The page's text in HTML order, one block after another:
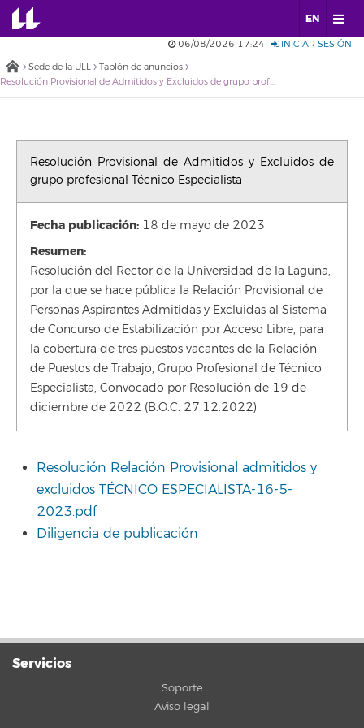
EN
06/08/2026 17:24 INICIAR SESIÓN
Sede de la ULL
Tablón de anuncios
Resolución Provisional de Admitidos y Excluidos de grupo profesional Técnico Especialista
Resolución Provisional de Admitidos y Excluidos de
grupo profesional Técnico Especialista
Fecha publicación: 18 de mayo de 2023
Resumen:
Resolución del Rector de la Universidad de la Laguna,
por la que se hace pública la Relación Provisional de
Personas Aspirantes Admitidas y Excluidas al Sistema
de Concurso de Estabilización por Acceso Libre, para
la cobertura de tres puestos vacantes de la Relación
de Puestos de Trabajo, Grupo Profesional de Técnico
Especialista, Convocado por Resolución de 19 de
diciembre de 2022 (B.O.C. 27.12.2022)
Resolución Relación Provisional admitidos y
excluidos TÉCNICO ESPECIALISTA-16-5-
2023.pdf
Diligencia de publicación
Servicios
Soporte
Aviso legal